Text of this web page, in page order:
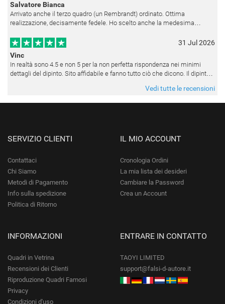
Salvatore Bianca
Arrivato anche il terzo quadro (un Rembrandt) ordinato. Ottima
realizzazione, decisamente fedele. Ho scelto anche la medesima
appesi
31 Jul 2026
Vinc
In realtà sono 4.5 e non 5 per la non perfetta rispondenza nei minimi
dettagli del dipinto. Sito affidabile e fanno tutto ciò che dicono. Il dipinto,
Vedi tutte le recensioni
SERVIZIO CLIENTI
Contattaci
Chi Siamo
Metodi di Pagamento
Info sulla spedizione
Politica di Ritorno
IL MIO ACCOUNT
Cronologia Ordini
La mia lista dei desideri
Cambiare la Password
Crea un Account
INFORMAZIONI
Quadri in Vetrina
Recensioni dei Clienti
Riproduzione Quadri Famosi
Privacy
Condizioni d'uso
ENTRARE IN CONTATTO
TAOYI LIMITED
support@falsi-d-autore.it